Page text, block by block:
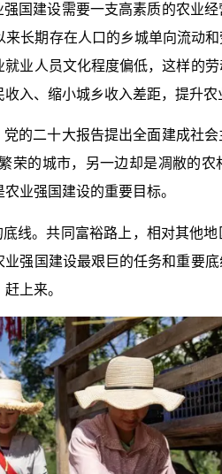
国建设需要一支高素质的农业
长期存在人口的乡城单向流动
业人员文化程度偏低，这样的
入、缩小城乡收入差距，提升农
的二十大报告提出全面建成社
荣的城市，另一边却是凋敝的农
业强国建设的重要目标。
线。共同富裕路上，相对其他
强国建设最艰巨的任务和重要
上来。